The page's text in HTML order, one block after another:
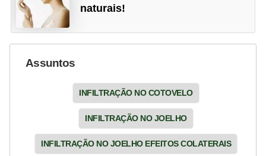
naturais!
Assuntos
INFILTRAÇÃO NO COTOVELO
INFILTRAÇÃO NO JOELHO
INFILTRAÇÃO NO JOELHO EFEITOS COLATERAIS